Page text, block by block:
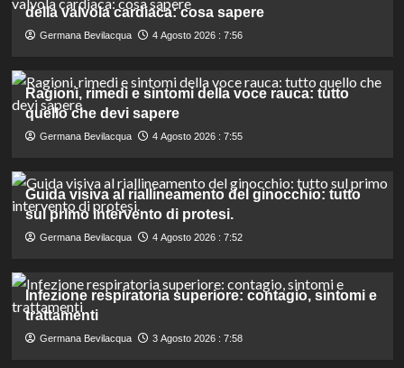
della valvola cardiaca: cosa sapere
Germana Bevilacqua 4 Agosto 2026 : 7:56
Ragioni, rimedi e sintomi della voce rauca: tutto
quello che devi sapere
Germana Bevilacqua 4 Agosto 2026 : 7:55
Guida visiva al riallineamento del ginocchio: tutto
sul primo intervento di protesi.
Germana Bevilacqua 4 Agosto 2026 : 7:52
Infezione respiratoria superiore: contagio, sintomi e
trattamenti
Germana Bevilacqua 3 Agosto 2026 : 7:58